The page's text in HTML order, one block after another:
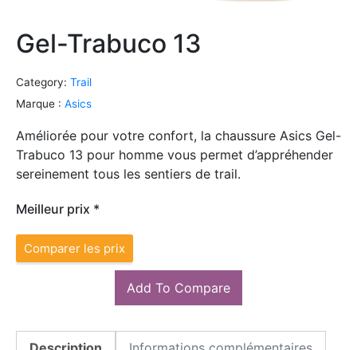
Gel-Trabuco 13
Category: Trail
Marque : Asics
Améliorée pour votre confort, la chaussure Asics Gel-
Trabuco 13 pour homme vous permet d’appréhender
sereinement tous les sentiers de trail.
Meilleur prix *
Comparer les prix
Add To Compare